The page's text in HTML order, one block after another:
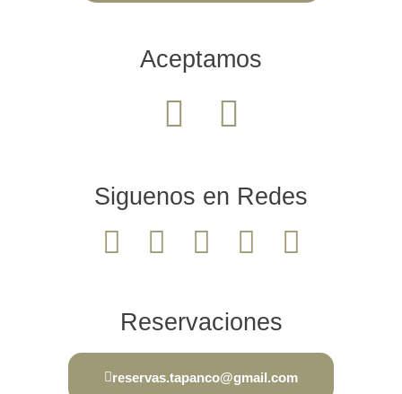
Aceptamos
Siguenos en Redes
Reservaciones
reservas.tapanco@gmail.com